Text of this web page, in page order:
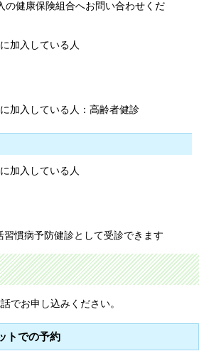
の健康保険組合へお問い合わせくだ
加入している人
加入している人：高齢者健診
加入している人
習慣病予防健診として受診できます
でお申し込みください。
トでの予約